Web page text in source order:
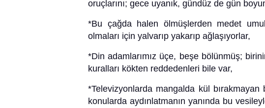
oruçlarını; gece uyanık, gündüz de gün
*Bu çağda halen ölmüşlerden medet
olmaları için yalvarıp yakarıp ağlaşıyorlar,
*Din adamlarımız üçe, beşe bölünmüş;
kuralları kökten reddedenleri bile var,
*Televizyonlarda mangalda kül bırakmayan
konularda aydınlatmanın yanında bu